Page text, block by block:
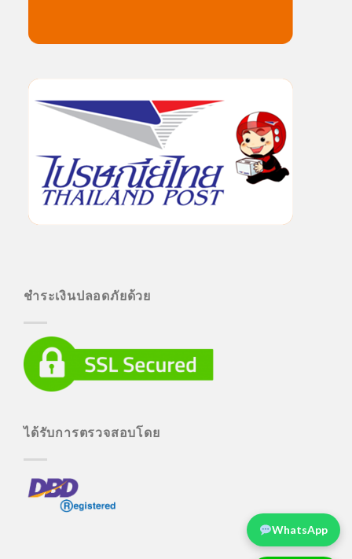
ชำระเงินปลอดภัยด้วย
ได้รับการตรวจสอบโดย
WhatsApp